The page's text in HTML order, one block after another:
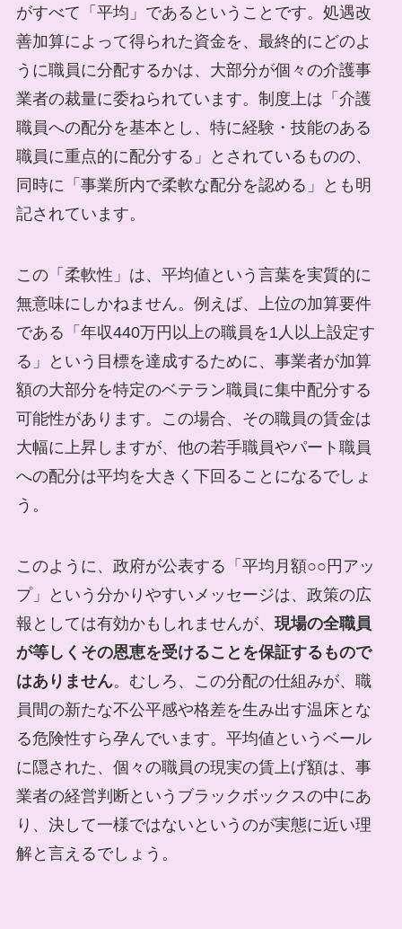
がすべて「平均」であるということです。処遇改
善加算によって得られた資金を、最終的にどのよ
うに職員に分配するかは、大部分が個々の介護事
業者の裁量に委ねられています。制度上は「介護
職員への配分を基本とし、特に経験・技能のある
職員に重点的に配分する」とされているものの、
同時に「事業所内で柔軟な配分を認める」とも明
記されています。
この「柔軟性」は、平均値という言葉を実質的に
無意味にしかねません。例えば、上位の加算要件
である「年収440万円以上の職員を1人以上設定す
る」という目標を達成するために、事業者が加算
額の大部分を特定のベテラン職員に集中配分する
可能性があります。この場合、その職員の賃金は
大幅に上昇しますが、他の若手職員やパート職員
への配分は平均を大きく下回ることになるでしょ
う。
このように、政府が公表する「平均月額○○円アッ
プ」という分かりやすいメッセージは、政策の広
報としては有効かもしれませんが、 現場の全職員
が等しくその恩恵を受けることを保証するもので
はありません。むしろ、この分配の仕組みが、職
員間の新たな不公平感や格差を生み出す温床とな
る危険性すら孕んでいます。平均値というベール
に隠された、個々の職員の現実の賃上げ額は、事
業者の経営判断というブラックボックスの中にあ
り、決して一様ではないというのが実態に近い理
解と言えるでしょう。